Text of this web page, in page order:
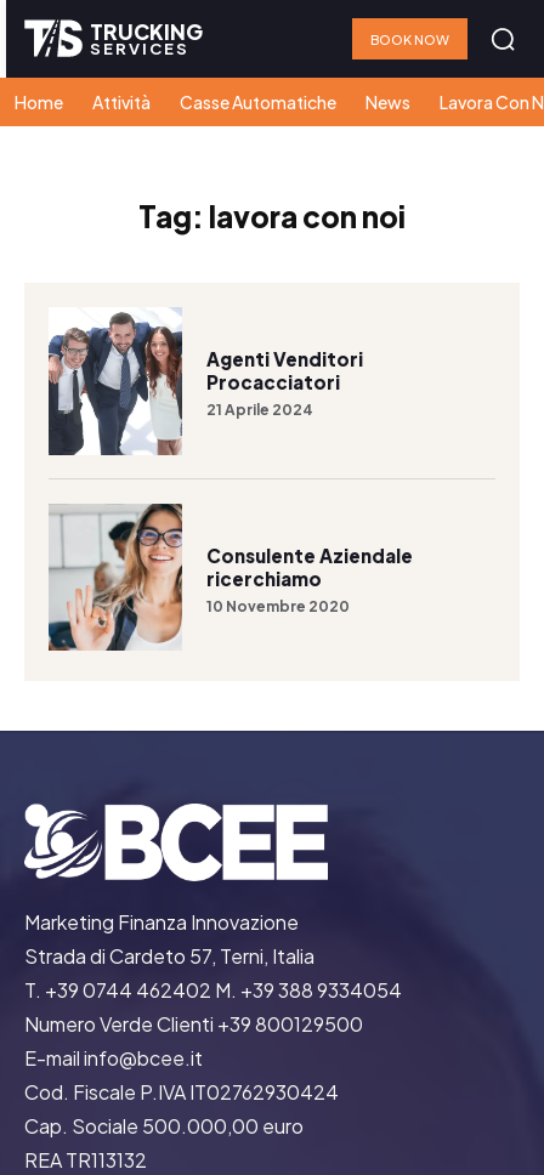
TRUCKING
SERVICES BOOK NOW
Home Attività Casse Automatiche News Lavora Con
Tag: lavora con noi
Agenti Venditori
Procacciatori
21 Aprile 2024
Consulente Aziendale
ricerchiamo
10 Novembre 2020
Marketing Finanza Innovazione
Strada di Cardeto 57, Terni, Italia
T. +39 0744 462402 M. +39 388 9334054
Numero Verde Clienti +39 800129500
E-mail info@bcee.it
Cod. Fiscale P.IVA IT02762930424
Cap. Sociale 500.000,00 euro
REA TR113132